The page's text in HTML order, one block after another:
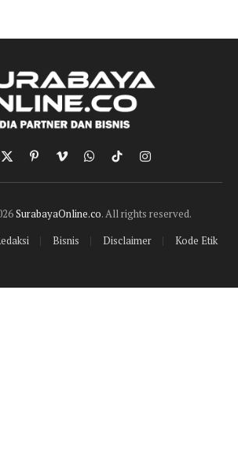
X
(Twitter)
PinterestVimeoWhatsApp
TikTokInstagram
SurabayaOnline.co. All rights reserved.
Bisnis Disclaimer Kode Etik